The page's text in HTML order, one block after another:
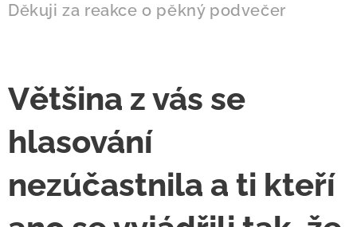
Děkuji za reakce o pěkný podvečer
Většina z vás se
hlasování
nezúčastnila a ti kteří